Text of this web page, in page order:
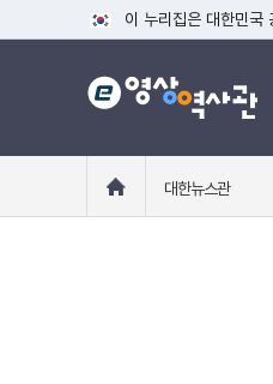
이 누리집은 대한민국
공식 누리집 주소 확인
go.kr 주소를 사용하
로
대한뉴스관